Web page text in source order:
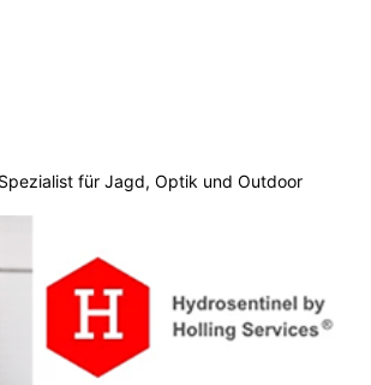
für Jagd, Optik und Outdoor